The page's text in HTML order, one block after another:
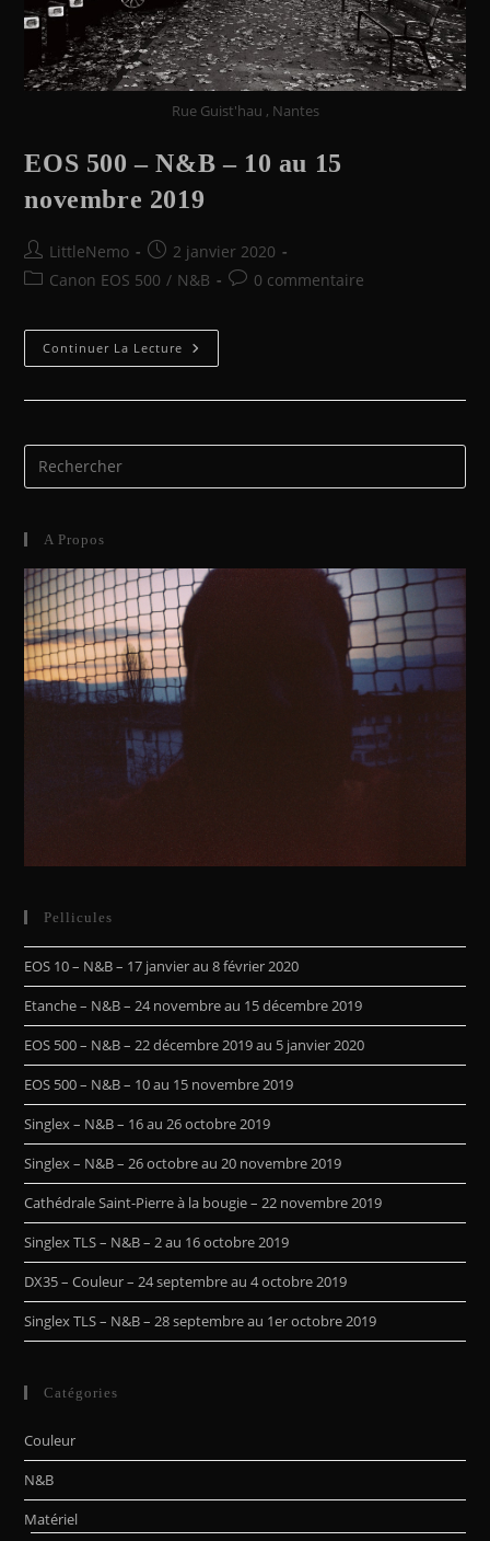
Rue Guist'hau , Nantes
EOS 500 – N&B – 10 au 15
novembre 2019
Auteur/autrice
de
LittleNemo
Publication
publiée :
2 janvier 2020
PostCanon EOS 500 / N&B
Commentaires
0 commentaire
Continuer La Lecture EOS
500
Au
2019
A Propos
Pellicules
EOS 10 – N&B – 17 janvier au 8 février 2020
Etanche – N&B – 24 novembre au 15 décembre 2019
EOS 500 – N&B – 22 décembre 2019 au 5 janvier 2020
EOS 500 – N&B – 10 au 15 novembre 2019
Singlex – N&B – 16 au 26 octobre 2019
Singlex – N&B – 26 octobre au 20 novembre 2019
Cathédrale Saint-Pierre à la bougie – 22 novembre 2019
Singlex TLS – N&B – 2 au 16 octobre 2019
DX35 – Couleur – 24 septembre au 4 octobre 2019
Singlex TLS – N&B – 28 septembre au 1er octobre 2019
Catégories
Couleur
N&B
Matériel